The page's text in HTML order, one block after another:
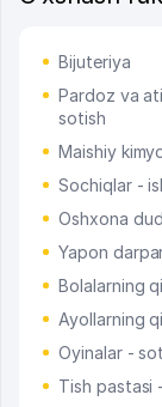
Bijuteriya
Pardoz va
sotish
Maishiy
Sochiqlar -
Oshxona
Yapon
Bolalarning
Ayollarning
Oyinalar -
Tish pastasi